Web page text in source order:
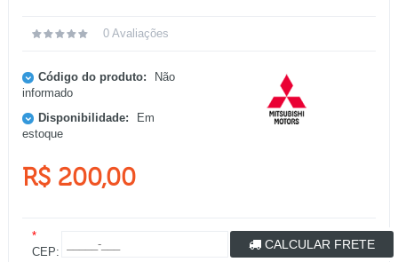
0 Avaliações
Código do produto:
Não
informado
Disponibilidade:
Em
estoque
R$ 200,00
*
CEP:
CALCULAR FRETE